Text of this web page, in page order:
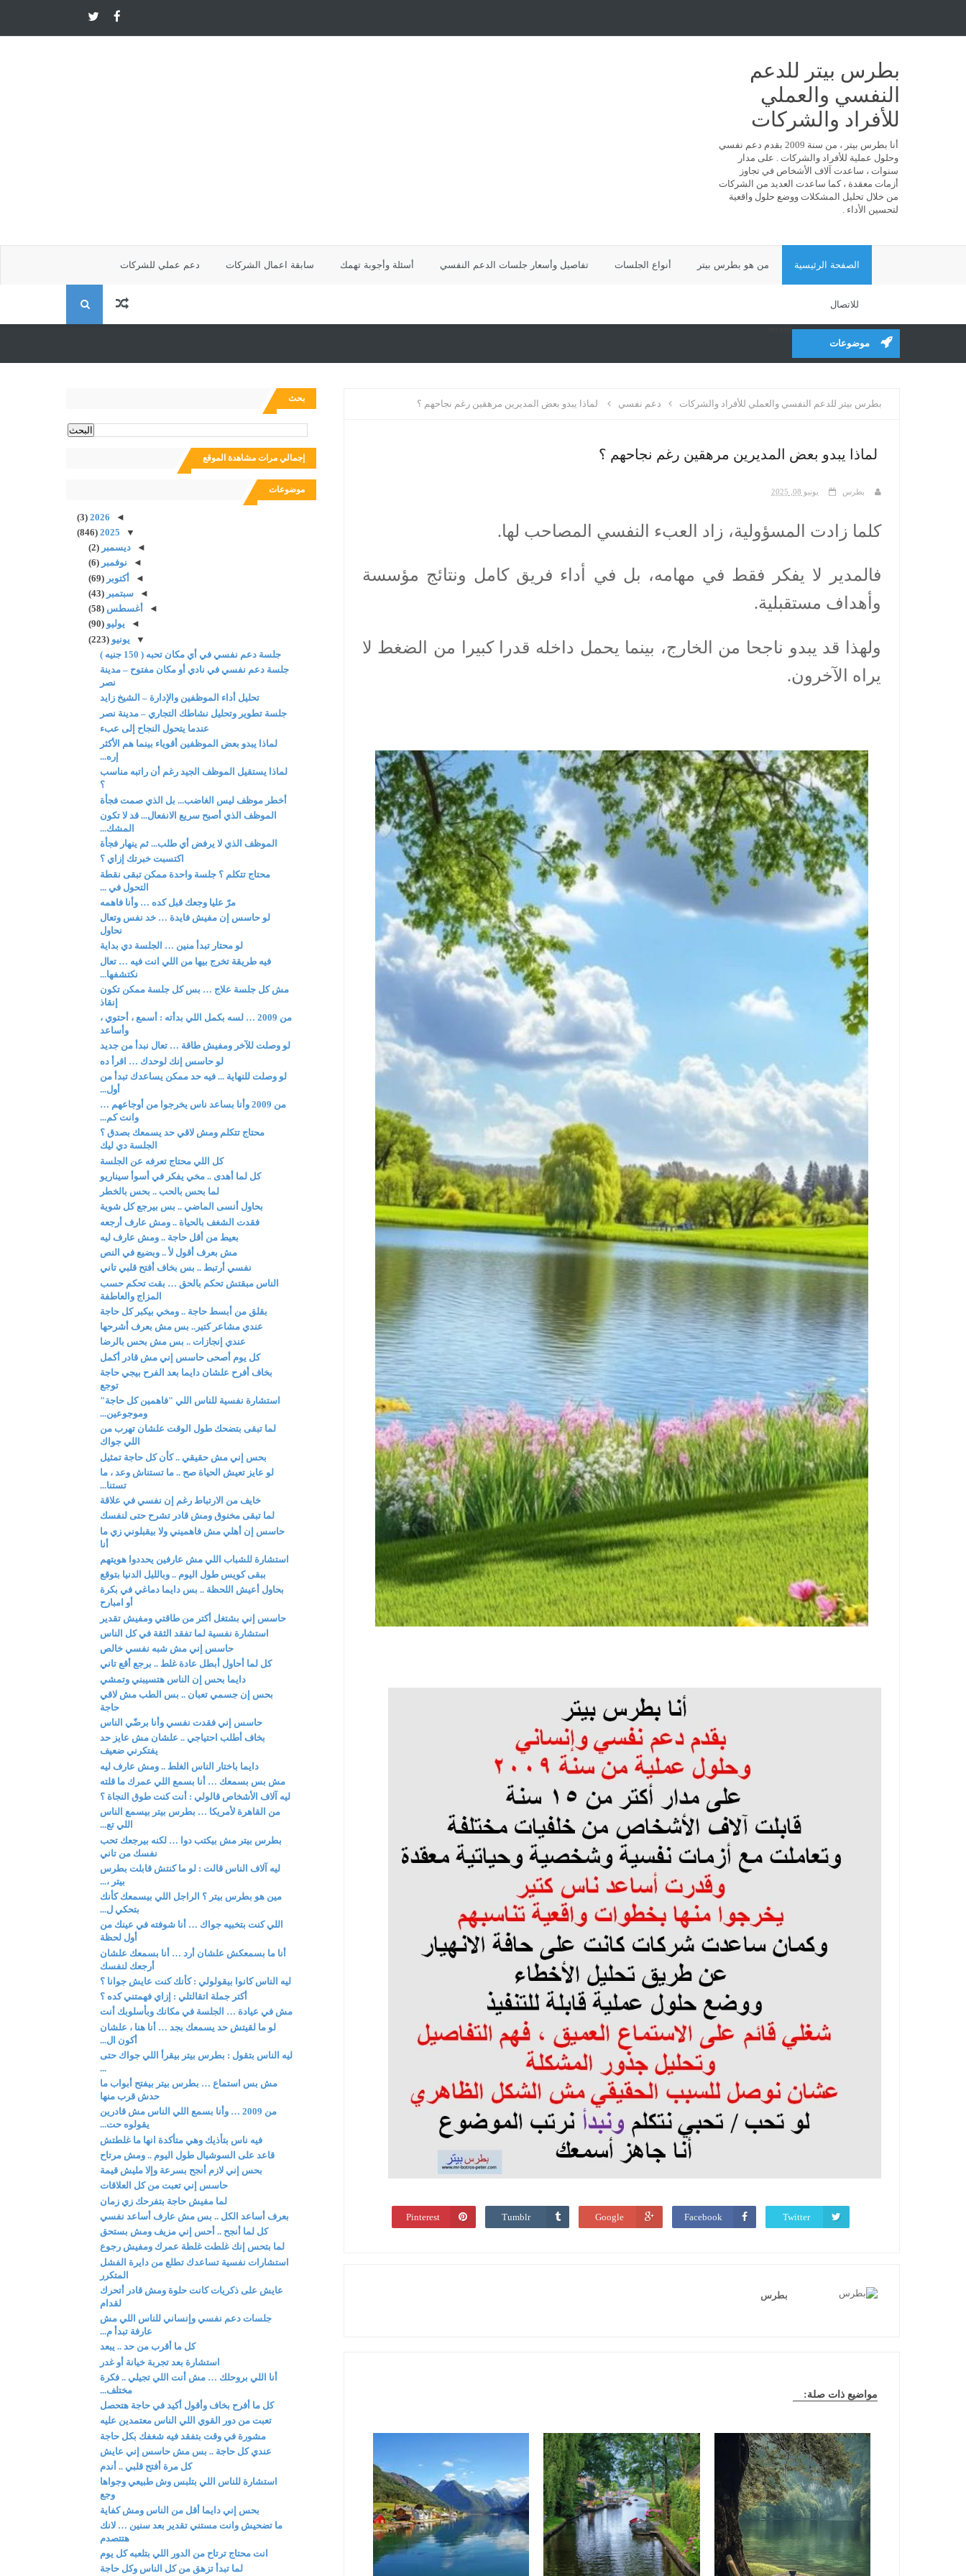
بطرس بيتر للدعم
النفسي والعملي
للأفراد والشركات
أنا بطرس بيتر ، من سنة 2009 بقدم دعم نفسي
وحلول عملية للأفراد والشركات . على مدار
سنوات ، ساعدت آلاف الأشخاص في تجاوز
أزمات معقدة ، كما ساعدت العديد من الشركات
من خلال تحليل المشكلات ووضع حلول واقعية
لتحسين الأداء .
الصفحة الرئيسية من هو بطرس بيتر أنواع الجلسات تفاصيل وأسعار جلسات الدعم النفسي أسئلة وأجوبة تهمك سابقة اعمال الشركات دعم عملي للشركات
للاتصال ا
ح
موضوعات
بطرس بيتر للدعم النفسي والعملي للأفراد والشركات دعم نفسي لماذا يبدو بعض المديرين مرهقين رغم نجاحهم ؟
لماذا يبدو بعض المديرين مرهقين رغم نجاحهم ؟
بطرس يونيو 08, 2025
كلما زادت المسؤولية، زاد العبء النفسي المصاحب لها.
فالمدير لا يفكر فقط في مهامه، بل في أداء فريق كامل ونتائج مؤسسة
وأهداف مستقبلية.
ولهذا قد يبدو ناجحا من الخارج، بينما يحمل داخله قدرا كبيرا من الضغط لا
يراه الآخرون.
Twitter
Facebook
Google
Tumblr
Pinterest
بطرس
مواضيع ذات صلة:
بحث
إجمالي مرات مشاهدة الموقع
موضوعات
◄
2026
(3)
▼
2025
(846)
◄ديسمبر(2)
◄ نوفمبر(6)
◄أكتوبر(69)
◄سبتمبر(43)
◄
أغسطس(58)
◄ يوليو(90)
▼ يونيو(223)
جلسة دعم نفسي في أي مكان تحبه ( 150 جنيه )
جلسة دعم نفسي في نادي أو مكان مفتوح – مدينة
نصر
تحليل أداء الموظفين والإدارة – الشيخ زايد
جلسة تطوير وتحليل نشاطك التجاري – مدينة نصر
عندما يتحول النجاح إلى عبء
لماذا يبدو بعض الموظفين أقوياء بينما هم الأكثر
إره...
لماذا يستقيل الموظف الجيد رغم أن راتبه مناسب
؟
أخطر موظف ليس الغاضب... بل الذي صمت فجأة
الموظف الذي أصبح سريع الانفعال... قد لا تكون
المشك...
الموظف الذي لا يرفض أي طلب... ثم ينهار فجأة
اكتسبت خبرتك إزاي ؟
محتاج تتكلم ؟ جلسة واحدة ممكن تبقى نقطة
التحول في ...
مرّ عليا وجعك قبل كده … وأنا فاهمه
لو حاسس إن مفيش فايدة … خد نفس وتعال
نحاول
لو محتار تبدأ منين … الجلسة دي بداية
فيه طريقة تخرج بيها من اللي انت فيه … تعال
نكتشفها...
مش كل جلسة علاج … بس كل جلسة ممكن تكون
إنقاذ
من 2009 … لسه بكمل اللي بدأته : أسمع ، أحتوي ،
وأساعد
لو وصلت للآخر ومفيش طاقة … تعال نبدأ من جديد
لو حاسس إنك لوحدك … اقرأ ده
لو وصلت للنهاية ... فيه حد ممكن يساعدك تبدأ من
أول...
من 2009 وأنا بساعد ناس يخرجوا من أوجاعهم …
وانت كم...
محتاج تتكلم ومش لاقي حد يسمعك بصدق ؟
الجلسة دي ليك
كل اللي محتاج تعرفه عن الجلسة
كل لما أهدى .. مخي يفكر في أسوأ سيناريو
لما بحس بالحب .. بحس بالخطر
بحاول أنسى الماضي .. بس بيرجع كل شوية
فقدت الشغف بالحياة .. ومش عارف أرجعه
بعيط من أقل حاجة .. ومش عارف ليه
مش بعرف أقول لأ .. وبضيع في النص
نفسي أرتبط .. بس بخاف أفتح قلبي تاني
الناس مبقتش تحكم بالحق … بقت تحكم حسب
المزاج والعاطفة
بقلق من أبسط حاجة .. ومخي بيكبر كل حاجة
عندي مشاعر كتير.. بس مش بعرف أشرحها
عندي إنجازات .. بس مش بحس بالرضا
كل يوم أصحى حاسس إني مش قادر أكمل
بخاف أفرح علشان دايما بعد الفرح بيجي حاجة
توجع
استشارة نفسية للناس اللي "فاهمين كل حاجة"
وموجوعين...
لما تبقى بتضحك طول الوقت علشان تهرب من
اللي جواك
بحس إني مش حقيقي .. كأن كل حاجة تمثيل
لو عايز تعيش الحياة صح .. ما تستناش وعد ، ما
تستنا...
خايف من الارتباط رغم إن نفسي في علاقة
لما تبقى مخنوق ومش قادر تشرح حتى لنفسك
حاسس إن أهلي مش فاهميني ولا بيقبلوني زي ما
أنا
استشارة للشباب اللي مش عارفين يحددوا هويتهم
ببقى كويس طول اليوم .. وبالليل الدنيا بتوقع
بحاول أعيش اللحظة .. بس دايما دماغي في بكرة
أو امبارح
حاسس إني بشتغل أكتر من طاقتي ومفيش تقدير
استشارة نفسية لما تفقد الثقة في كل الناس
حاسس إني مش شبه نفسي خالص
كل لما أحاول أبطل عادة غلط .. برجع أقع تاني
دايما بحس إن الناس هتسيبني وتمشي
بحس إن جسمي تعبان .. بس الطب مش لاقي
حاجة
حاسس إني فقدت نفسي وأنا برضّي الناس
بخاف أطلب احتياجي .. علشان مش عايز حد
يفتكرني ضعيف
دايما باختار الناس الغلط .. ومش عارف ليه
مش بس بسمعك … أنا بسمع اللي عمرك ما قلته
ليه آلاف الأشخاص قالولي : أنت كنت طوق النجاة ؟
من القاهرة لأمريكا … بطرس بيتر بيسمع الناس
اللي تع...
بطرس بيتر مش بيكتب دوا … لكنه بيرجعك تحب
نفسك من تاني
ليه آلاف الناس قالت : لو ما كنتش قابلت بطرس
بيتر ،...
مين هو بطرس بيتر ؟ الراجل اللي بيسمعك كأنك
بتحكي ل...
اللي كنت بتخبيه جواك … أنا شوفته في عينك من
أول لحظة
أنا ما بسمعكش علشان أرد … أنا بسمعك علشان
أرجعك لنفسك
ليه الناس كانوا بيقولولي : كأنك كنت عايش جوانا ؟
أكتر جملة اتقالتلي : إزاي فهمتني كده ؟
مش في عيادة … الجلسة في مكانك وبأسلوبك أنت
لو ما لقيتش حد يسمعك بجد … أنا هنا ، علشان
أكون ال...
ليه الناس بتقول : بطرس بيتر بيقرأ اللي جواك حتى
...
مش بس استماع … بطرس بيتر بيفتح أبواب ما
حدش قرب منها
من 2009 … وأنا بسمع اللي الناس مش قادرين
يقولوه حت...
فيه ناس بتأذيك وهي متأكدة انها ما غلطتش
قاعد على السوشيال طول اليوم .. ومش مرتاح
بحس إني لازم أنجح بسرعة وإلا مليش قيمة
حاسس إني تعبت من كل العلاقات
لما مفيش حاجة بتفرحك زي زمان
بعرف أساعد الكل .. بس مش عارف أساعد نفسي
كل لما أنجح .. أحس إني مزيف ومش بستحق
لما بتحس إنك غلطت غلطة عمرك ومفيش رجوع
استشارات نفسية تساعدك تطلع من دايرة الفشل
المتكرر
عايش على ذكريات كانت حلوة ومش قادر أتحرك
لقدام
جلسات دعم نفسي وإنساني للناس اللي مش
عارفة تبدأ م...
كل ما أقرب من حد .. يبعد
استشارة بعد تجربة خيانة أو غدر
أنا اللي بروحلك … مش أنت اللي تجيلي .. فكرة
مختلف...
كل ما أفرح بخاف وأقول أكيد في حاجة هتحصل
تعبت من دور القوي اللي الناس معتمدين عليه
مشورة في وقت بتفقد فيه شغفك بكل حاجة
عندي كل حاجة .. بس مش حاسس إني عايش
كل مرة أفتح قلبي .. أندم
استشارة للناس اللي بتلبس وش طبيعي وجواها
وجع
بحس إني دايما أقل من الناس ومش كفاية
ما تضحيش وانت مستني تقدير بعد سنين … لانك
هتتصدم
انت محتاج ترتاح من الدور اللي بتلعبه كل يوم
لما تبدأ تزهق من كل الناس وكل حاجة